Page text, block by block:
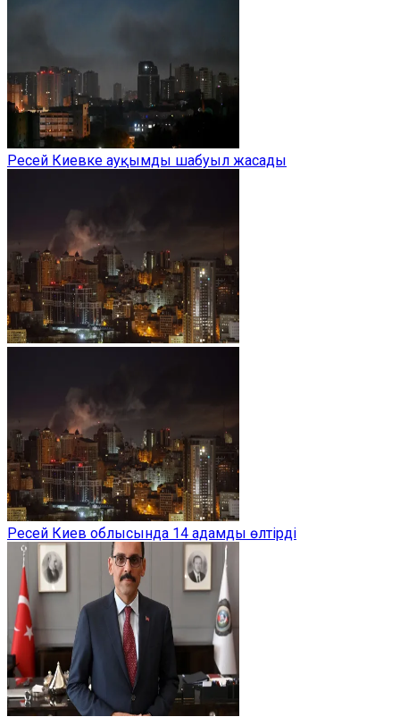
Ресей Киевке ауқымды шабуыл жасады
Ресей Киев облысында 14 адамды өлтірді